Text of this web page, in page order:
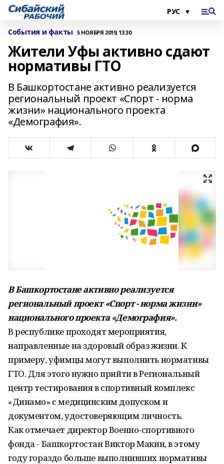
События и факты 5 НОЯБРЯ 2019, 13:30
Жители Уфы активно сдают
нормативы ГТО
В Башкортостане активно реализуется
региональный проект «Спорт - норма
жизни» национального проекта
«Демография».
В Башкортостане активно реализуется
региональный проект «Спорт - норма жизни»
национального проекта «Демография».
В республике проходят мероприятия,
направленные на здоровый образ жизни. К
примеру, уфимцы могут выполнить нормативы
ГТО. Для этого нужно прийти в Региональный
центр тестирования в спортивный комплекс
«Динамо» с медицинским допуском и
документом, удостоверяющим личность.
Как отмечает директор Военно-спортивного
фонда - Башкортостан Виктор Макин, в этому
году гораздо больше выполнивших нормативы